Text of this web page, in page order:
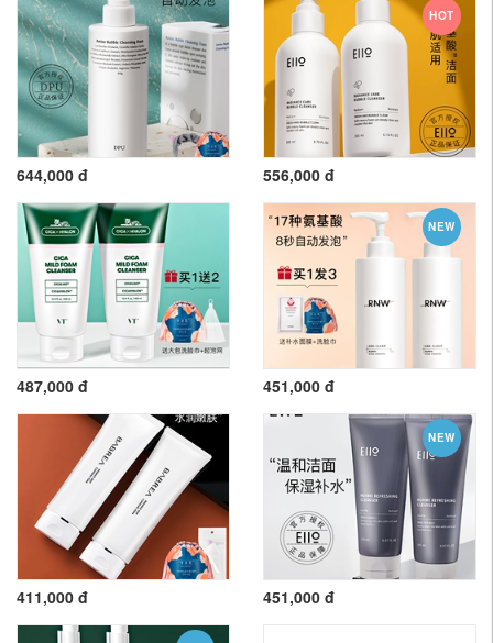
644,000 đ
HOT
556,000 đ
487,000 đ
NEW
451,000 đ
411,000 đ
NEW
451,000 đ